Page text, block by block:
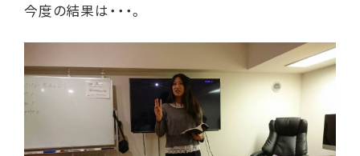
今度の結果は・・・。